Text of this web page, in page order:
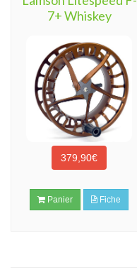
7+ Whiskey
379,90€
Panier Fiche